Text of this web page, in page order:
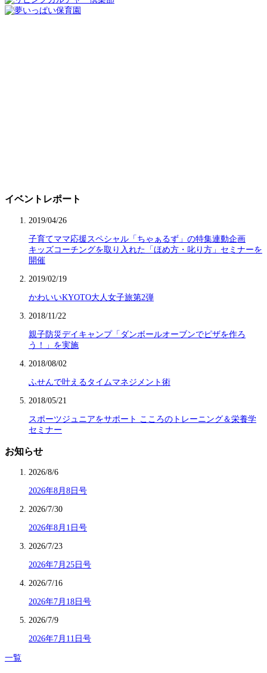
イベントレポート
2019/04/26
子育てママ応援スペシャル「ちゃぁるず」の特集連動企画
キッズコーチングを取り入れた「ほめ方・叱り方」セミナーを
開催
2019/02/19
かわいいKYOTO大人女子旅第2弾
2018/11/22
親子防災デイキャンプ「ダンボールオーブンでピザを作ろ
う！」を実施
2018/08/02
ふせんで叶えるタイムマネジメント術
2018/05/21
スポーツジュニアをサポート こころのトレーニング＆栄養学
セミナー
お知らせ
2026/8/6
2026年8月8日号
2026/7/30
2026年8月1日号
2026/7/23
2026年7月25日号
2026/7/16
2026年7月18日号
2026/7/9
2026年7月11日号
一覧